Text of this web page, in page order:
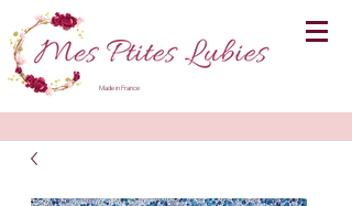
Made in France